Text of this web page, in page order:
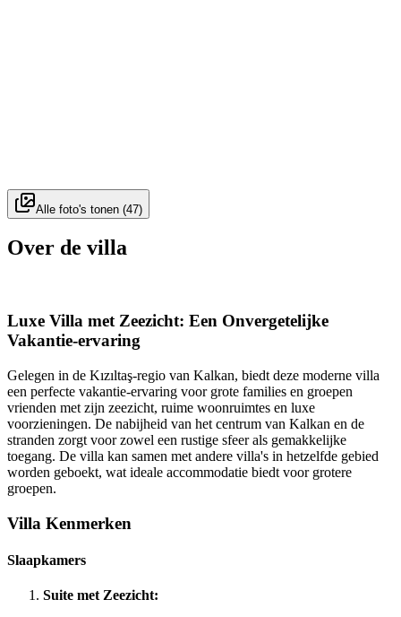
Alle foto's tonen (47)
Over de villa
Luxe Villa met Zeezicht: Een Onvergetelijke
Vakantie-ervaring
Gelegen in de Kızıltaş-regio van Kalkan, biedt deze moderne villa
een perfecte vakantie-ervaring voor grote families en groepen
vrienden met zijn zeezicht, ruime woonruimtes en luxe
voorzieningen. De nabijheid van het centrum van Kalkan en de
stranden zorgt voor zowel een rustige sfeer als gemakkelijke
toegang. De villa kan samen met andere villa's in hetzelfde gebied
worden geboekt, wat ideale accommodatie biedt voor grotere
groepen.
Villa Kenmerken
Slaapkamers
Suite met Zeezicht: